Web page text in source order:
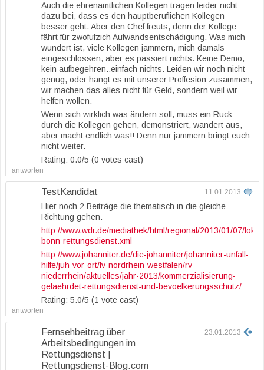
Auch die ehrenamtlichen Kollegen tragen leider nicht
dazu bei, dass es den hauptberuflichen Kollegen
besser geht. Aber den Chef freuts, denn der Kollege
fährt für zwofufzich Aufwandsentschädigung. Was mich
wundert ist, viele Kollegen jammern, mich damals
eingeschlossen, aber es passiert nichts. Keine Demo,
kein aufbegehren..einfach nichts. Leiden wir noch nicht
genug, oder hängt es mit unserer Proffesion zusammen,
wir machen das alles nicht für Geld, sondern weil wir
helfen wollen.
Wenn sich wirklich was ändern soll, muss ein Ruck
durch die Kollegen gehen, demonstriert, wandert aus,
aber macht endlich was!! Denn nur jammern bringt euch
nicht weiter.
Rating: 0.0/5 (0 votes cast)
antworten
TestKandidat 11.01.2013
Hier noch 2 Beiträge die thematisch in die gleiche
Richtung gehen.
http://www.wdr.de/mediathek/html/regional/2013/01/07/
bonn-rettungsdienst.xml
http://www.johanniter.de/die-johanniter/johanniter-unfall-
hilfe/juh-vor-ort/lv-nordrhein-westfalen/rv-
niederrhein/aktuelles/jahr-2013/kommerzialisierung-
gefaehrdet-rettungsdienst-und-bevoelkerungsschutz/
Rating: 5.0/5 (1 vote cast)
antworten
Fernsehbeitrag über
Arbeitsbedingungen im
Rettungsdienst |
Rettungsdienst-Blog.com
23.01.2013